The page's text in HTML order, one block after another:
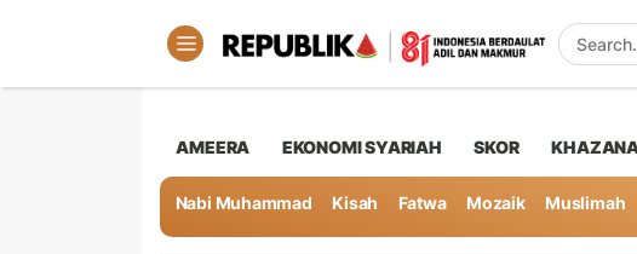
AMEERA EKONOMI SYARIAH SKOR
Nabi Muhammad Kisah Fatwa Mozaik Muslimah